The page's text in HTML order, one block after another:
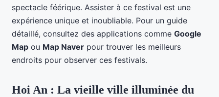
spectacle féérique. Assister à ce festival est une
expérience unique et inoubliable. Pour un guide
détaillé, consultez des applications comme Google
Map ou Map Naver pour trouver les meilleurs
endroits pour observer ces festivals.
Hoi An : La vieille ville illuminée du